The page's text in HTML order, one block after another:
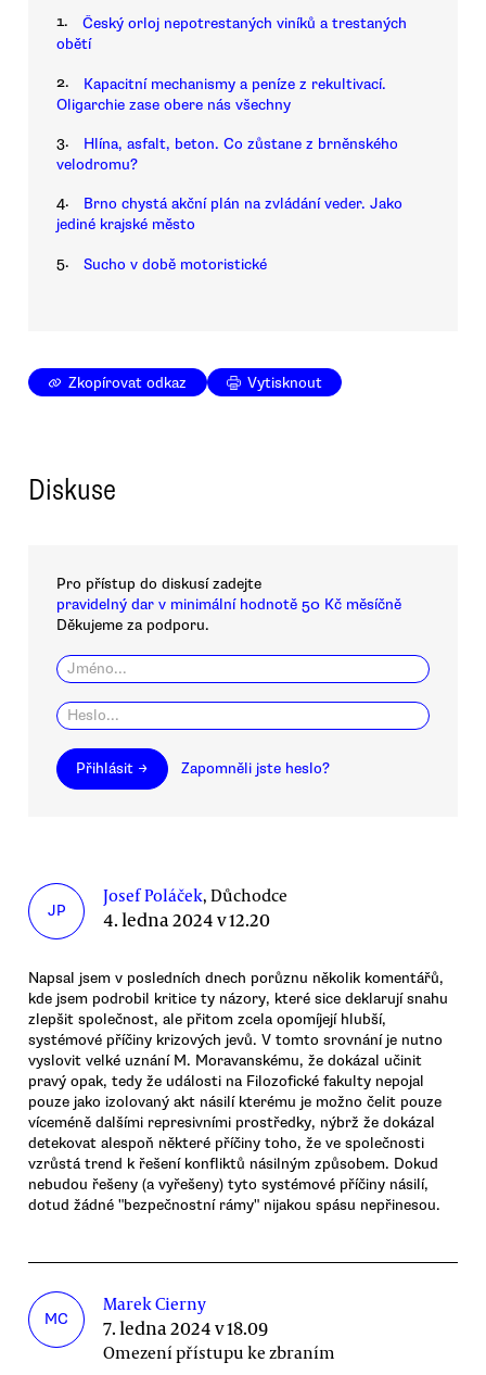
1.
Český orloj nepotrestaných viníků a trestaných
obětí
2.
Kapacitní mechanismy a peníze z rekultivací.
Oligarchie zase obere nás všechny
3.
Hlína, asfalt, beton. Co zůstane z brněnského
velodromu?
4.
Brno chystá akční plán na zvládání veder. Jako
jediné krajské město
5. Sucho v době motoristické
Zkopírovat odkaz Vytisknout
Diskuse
Pro přístup do diskusí zadejte
pravidelný dar v minimální hodnotě 50 Kč měsíčně
Děkujeme za podporu.
Přihlásit → Zapomněli jste heslo?
JP
Josef Poláček, Důchodce
4. ledna 2024 v 12.20
Napsal jsem v posledních dnech porůznu několik komentářů,
kde jsem podrobil kritice ty názory, které sice deklarují snahu
zlepšit společnost, ale přitom zcela opomíjejí hlubší,
systémové příčiny krizových jevů. V tomto srovnání je nutno
vyslovit velké uznání M. Moravanskému, že dokázal učinit
pravý opak, tedy že události na Filozofické fakulty nepojal
pouze jako izolovaný akt násilí kterému je možno čelit pouze
víceméně dalšími represivními prostředky, nýbrž že dokázal
detekovat alespoň některé příčiny toho, že ve společnosti
vzrůstá trend k řešení konfliktů násilným způsobem. Dokud
nebudou řešeny (a vyřešeny) tyto systémové příčiny násilí,
dotud žádné "bezpečnostní rámy" nijakou spásu nepřinesou.
MC
Marek Cierny
7. ledna 2024 v 18.09
Omezení přístupu ke zbraním